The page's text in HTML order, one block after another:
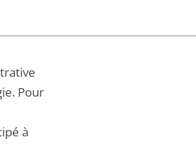
Pour
à